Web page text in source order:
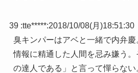
39 :tte*****:2018/10/08(月)18:51:30
臭キンパーはアベと一緒で内弁
情報に精通した人間を忌み嫌う
の達人である」と言って憚らない